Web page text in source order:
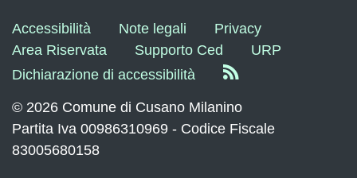
Accessibilità Note legali
Privacy
Area Riservata
Supporto Ced
URP
Dichiarazione di accessibilità
© 2026 Comune di Cusano Milanino
Partita Iva 00986310969 - Codice Fiscale
83005680158